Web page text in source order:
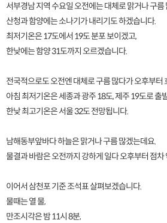
서부경남 지역 수요일 오전에는 대체로 맑거나 구
산청과 함양에는 소나기가 내리기도 하겠습니다.
최저기온은 17도에서 19도 분포 보이겠고,
한낮에는 함양 31도까지 오르겠습니다.
전국적으로도 오전엔 대체로 구름 많다가 오후부터
아침 최저기온은 세종과 광주 18도, 제주 19도로 출
한낮 최고기온은 서울 32도 전망됩니다.
남해동부앞바다 하늘은 맑거나 구름 많겠는데요.
물결과 바람은 오전까지 강하게 일다 오후부터 점차
이어서 삼천포 기준 조석표 살펴보겠습니다.
물때는 열 물,
만조시각은 밤 11시 8분,